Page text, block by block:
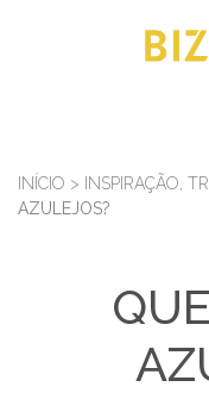
INÍCIO > INSPIRAÇÃO,
AZULEJOS?